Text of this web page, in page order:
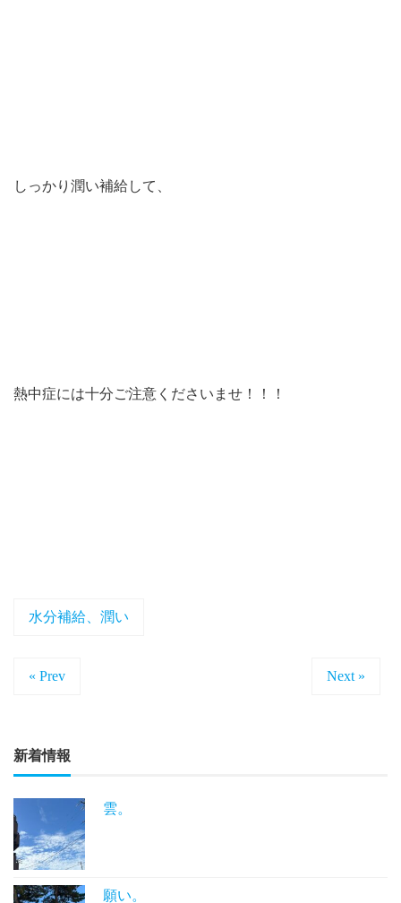
しっかり潤い補給して、
熱中症には十分ご注意くださいませ！！！
水分補給、潤い
« Prev Next »
新着情報
雲。
願い。